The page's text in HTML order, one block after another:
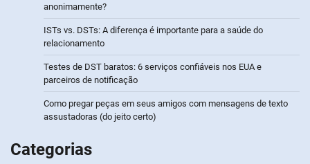
anonimamente?
ISTs vs. DSTs: A diferença é importante para a saúde do
relacionamento
Testes de DST baratos: 6 serviços confiáveis nos EUA e
parceiros de notificação
Como pregar peças em seus amigos com mensagens de texto
assustadoras (do jeito certo)
Categorias